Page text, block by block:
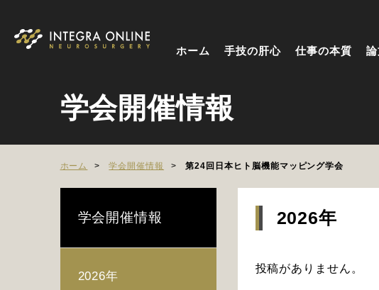
ホーム 手技の肝心 仕事の本質
学会開催情報
ホーム 学会開催情報 第24回日本ヒト脳機能マッピング学会
学会開催情報
2026年
2026年
投稿がありません。